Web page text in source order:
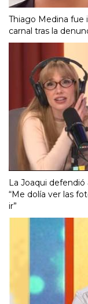
Thiago Medina fue
carnal tras la
La Joaqui
“Me dolía ver las
ir”